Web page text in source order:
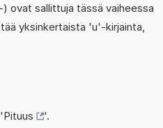
ovat sallittuja tässä vaiheessa
yksinkertaista 'u'-kirjainta,
Pituus
'.